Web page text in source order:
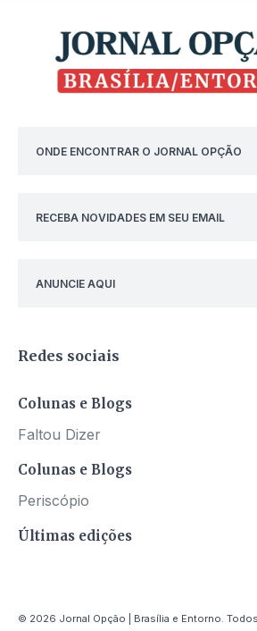
ONDE ENCONTRAR O JORNAL OPÇÃO
RECEBA NOVIDADES EM SEU EMAIL
ANUNCIE AQUI
Redes sociais
Colunas e Blogs
Faltou Dizer
Colunas e Blogs
Periscópio
Últimas edições
© 2026 Jornal Opção | Brasília e Entorno.